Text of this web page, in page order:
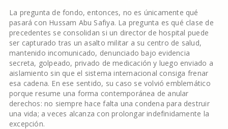
La pregunta de fondo, entonces, no es únicamente qué
pasará con Hussam Abu Safiya. La pregunta es qué clase de
precedentes se consolidan si un director de hospital puede
ser capturado tras un asalto militar a su centro de salud,
mantenido incomunicado, denunciado bajo evidencia
secreta, golpeado, privado de medicación y luego enviado a
aislamiento sin que el sistema internacional consiga frenar
esa cadena. En ese sentido, su caso se volvió emblemático
porque resume una forma contemporánea de anular
derechos: no siempre hace falta una condena para destruir
una vida; a veces alcanza con prolongar indefinidamente la
excepción.